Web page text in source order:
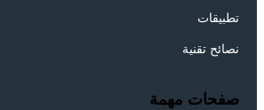
تطبيقات
نصائح تقنية
صفحات مهمة